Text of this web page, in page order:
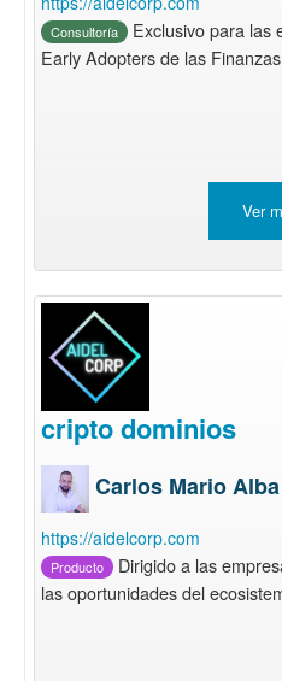
Consultoría
Exclusivo para las
Early Adopters de las
Ver
cripto dominios
Carlos Mario
https://aidelcorp.com
Producto
Dirigido a las
las oportunidades del